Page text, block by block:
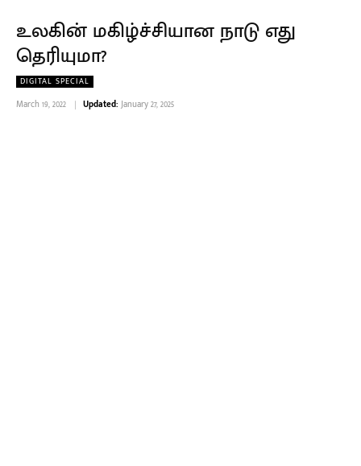
உலகின் மகிழ்ச்சியான நாடு எது
தெரியுமா?
DIGITAL SPECIAL
March 19, 2022 Updated: January 27, 2025